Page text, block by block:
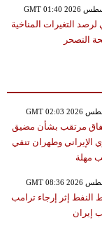
التغيرات المناخية
التصحر
مرتقب بشأن مضيق
الإيراني وطهران تنفي
مهلة
النفط إثر إرجاء ترامب
إيران